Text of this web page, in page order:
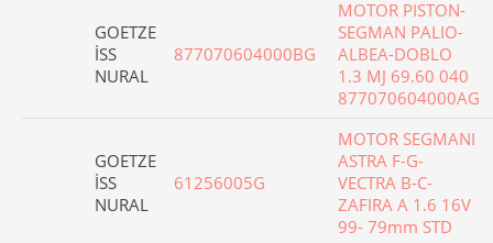
GOETZE
İSS
NURAL
877070604000BG
MOTOR PISTON-
SEGMAN PALIO-
ALBEA-DOBLO
1.3 MJ 69.60 040
877070604000AG
GOETZE
İSS
NURAL
61256005G
MOTOR SEGMANI
ASTRA F-G-
VECTRA B-C-
ZAFIRA A 1.6 16V
99- 79mm STD